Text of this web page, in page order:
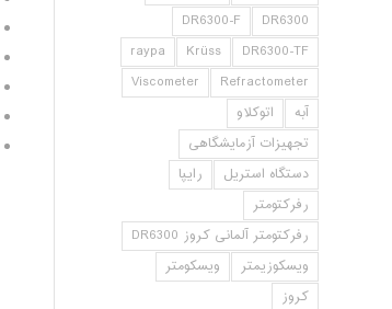
DR6300
DR6300-F
DR6300-TF
Krüss
raypa
Refractometer
Viscometer
آبه
اتوکلاو
تجهیزات آزمایشگاهی
دستگاه استریل
رایپا
رفرکتومتر
رفرکتومتر آلمانی کروز DR6300
ویسکوزیمتر
ویسکومتر
کروز